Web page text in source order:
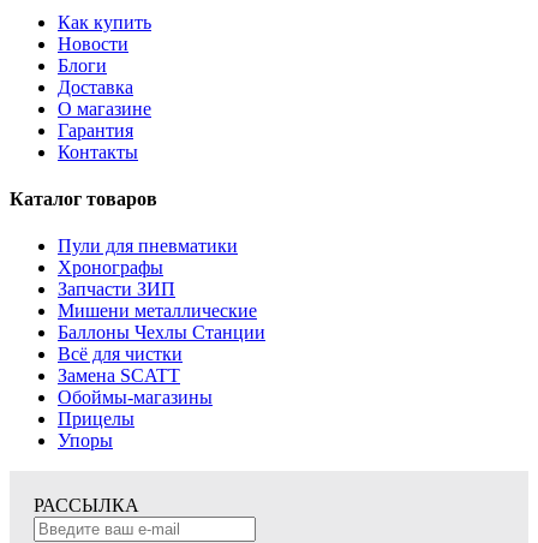
Как купить
Новости
Блоги
Доставка
О магазине
Гарантия
Контакты
Каталог товаров
Пули для пневматики
Хронографы
Запчасти ЗИП
Мишени металлические
Баллоны Чехлы Станции
Всё для чистки
Замена SCATT
Обоймы-магазины
Прицелы
Упоры
РАССЫЛКА